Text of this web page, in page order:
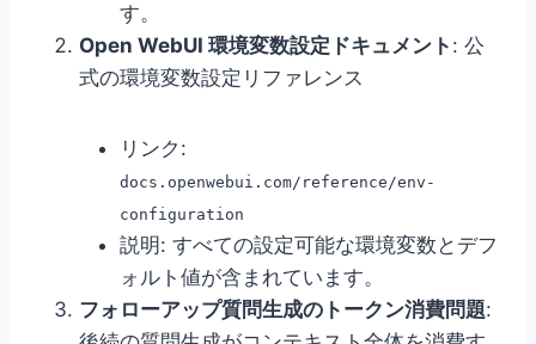
す。
Open WebUI 環境変数設定ドキュメント : 公
式の環境変数設定リファレンス
リンク:
docs.openwebui.com/reference/env-
configuration
説明: すべての設定可能な環境変数とデフ
ォルト値が含まれています。
フォローアップ質問生成のトークン消費問題: